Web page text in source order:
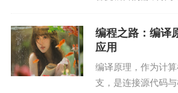
return
Starlette!"})
开发者心中的首选
验的资深站长、
编程之路：编译
应用
编译原理，作为计
支，是连接源代码